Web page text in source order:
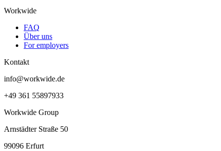
Workwide
FAQ
Über uns
For employers
Kontakt
info@workwide.de
+49 361 55897933
Workwide Group
Arnstädter Straße 50
99096 Erfurt